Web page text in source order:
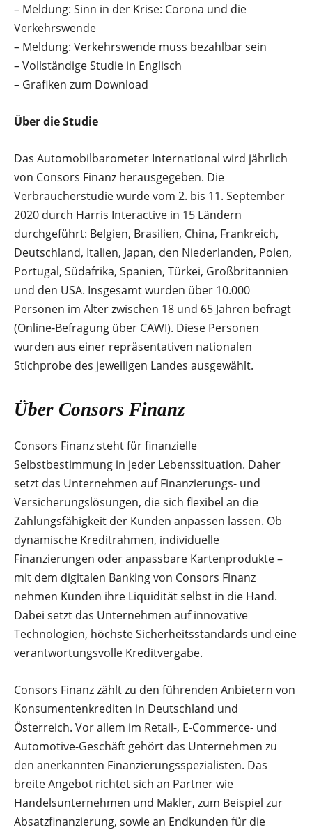
– Meldung: Sinn in der Krise: Corona und die
Verkehrswende
– Meldung: Verkehrswende muss bezahlbar sein
– Vollständige Studie in Englisch
– Grafiken zum Download
Über die Studie
Das Automobilbarometer International wird jährlich
von Consors Finanz herausgegeben. Die
Verbraucherstudie wurde vom 2. bis 11. September
2020 durch Harris Interactive in 15 Ländern
durchgeführt: Belgien, Brasilien, China, Frankreich,
Deutschland, Italien, Japan, den Niederlanden, Polen,
Portugal, Südafrika, Spanien, Türkei, Großbritannien
und den USA. Insgesamt wurden über 10.000
Personen im Alter zwischen 18 und 65 Jahren befragt
(Online-Befragung über CAWI). Diese Personen
wurden aus einer repräsentativen nationalen
Stichprobe des jeweiligen Landes ausgewählt.
Über Consors Finanz
Consors Finanz steht für finanzielle
Selbstbestimmung in jeder Lebenssituation. Daher
setzt das Unternehmen auf Finanzierungs- und
Versicherungslösungen, die sich flexibel an die
Zahlungsfähigkeit der Kunden anpassen lassen. Ob
dynamische Kreditrahmen, individuelle
Finanzierungen oder anpassbare Kartenprodukte –
mit dem digitalen Banking von Consors Finanz
nehmen Kunden ihre Liquidität selbst in die Hand.
Dabei setzt das Unternehmen auf innovative
Technologien, höchste Sicherheitsstandards und eine
verantwortungsvolle Kreditvergabe.
Consors Finanz zählt zu den führenden Anbietern von
Konsumentenkrediten in Deutschland und
Österreich. Vor allem im Retail-, E-Commerce- und
Automotive-Geschäft gehört das Unternehmen zu
den anerkannten Finanzierungsspezialisten. Das
breite Angebot richtet sich an Partner wie
Handelsunternehmen und Makler, zum Beispiel zur
Absatzfinanzierung, sowie an Endkunden für die